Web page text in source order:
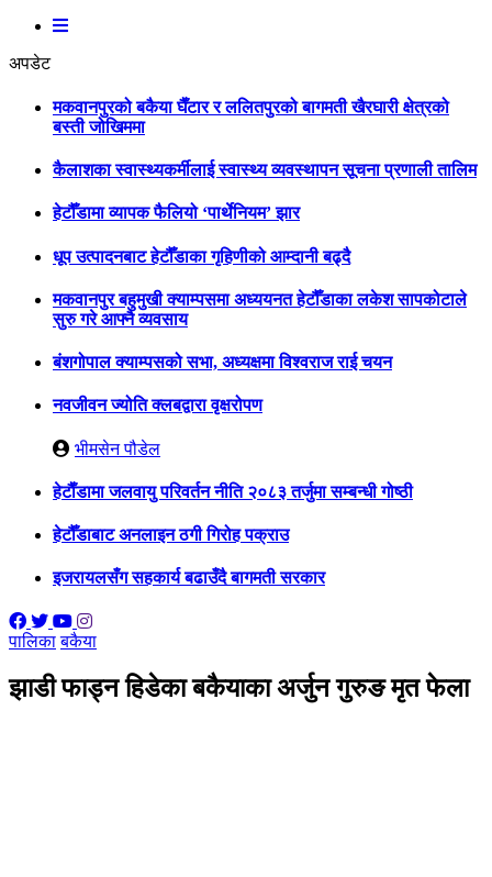
अपडेट
मकवानपुरको बकैया घैँटार र ललितपुरको बागमती खैरघारी क्षेत्रको
बस्ती जोखिममा
कैलाशका स्वास्थ्यकर्मीलाई स्वास्थ्य व्यवस्थापन सूचना प्रणाली तालिम
हेटौँडामा व्यापक फैलियो ‘पार्थेनियम’ झार
धूप उत्पादनबाट हेटौँडाका गृहिणीको आम्दानी बढ्दै
मकवानपुर बहुमुखी क्याम्पसमा अध्ययनत हेटौँडाका लकेश सापकोटाले
सुरु गरे आफ्नै व्यवसाय
बंशगोपाल क्याम्पसको सभा, अध्यक्षमा विश्वराज राई चयन
नवजीवन ज्योति क्लबद्वारा वृक्षरोपण
भीमसेन पौडेल
हेटाैँडामा जलवायु परिवर्तन नीति २०८३ तर्जुमा सम्बन्धी गोष्ठी
हेटौँडाबाट अनलाइन ठगी गिरोह पक्राउ
इजरायलसँग सहकार्य बढाउँदै बागमती सरकार
पालिका बकैया
झाडी फाड्न हिडेका बकैयाका अर्जुन गुरुङ मृत फेला